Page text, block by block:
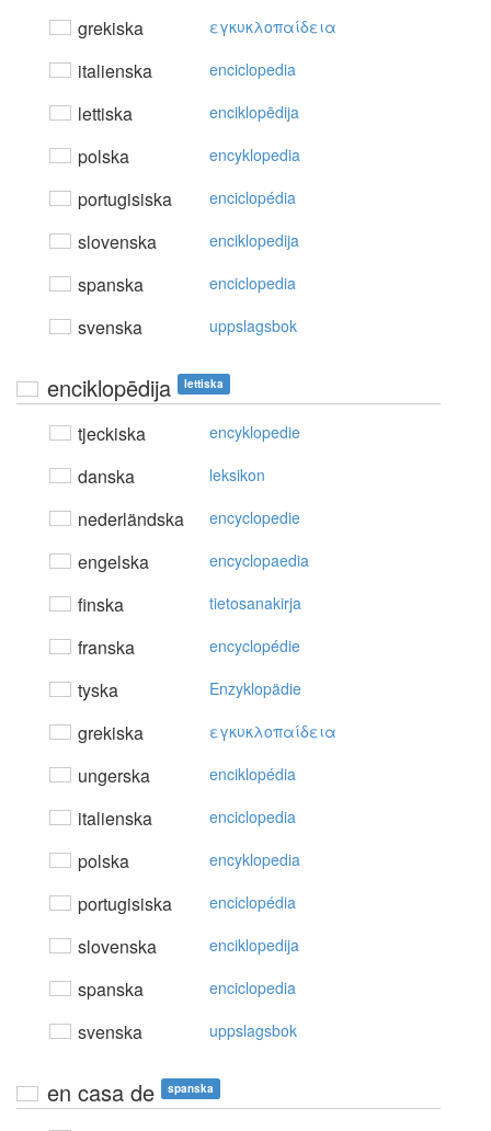
grekiska εγκυκλoπαίδεια
italienska enciclopedia
lettiska enciklopēdija
polska encyklopedia
portugisiska enciclopédia
slovenska enciklopedija
spanska enciclopedia
svenska uppslagsbok
enciklopēdija lettiska
tjeckiska encyklopedie
danska leksikon
nederländska encyclopedie
engelska encyclopaedia
finska tietosanakirja
franska encyclopédie
tyska Enzyklopädie
grekiska εγκυκλoπαίδεια
ungerska enciklopédia
italienska enciclopedia
polska encyklopedia
portugisiska enciclopédia
slovenska enciklopedija
spanska enciclopedia
svenska uppslagsbok
en casa de spanska